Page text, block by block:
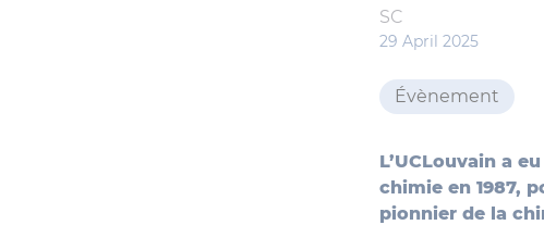
SC
29 April 2025
Évènement
L’UCLouvain a
chimie en 1987,
pionnier de la